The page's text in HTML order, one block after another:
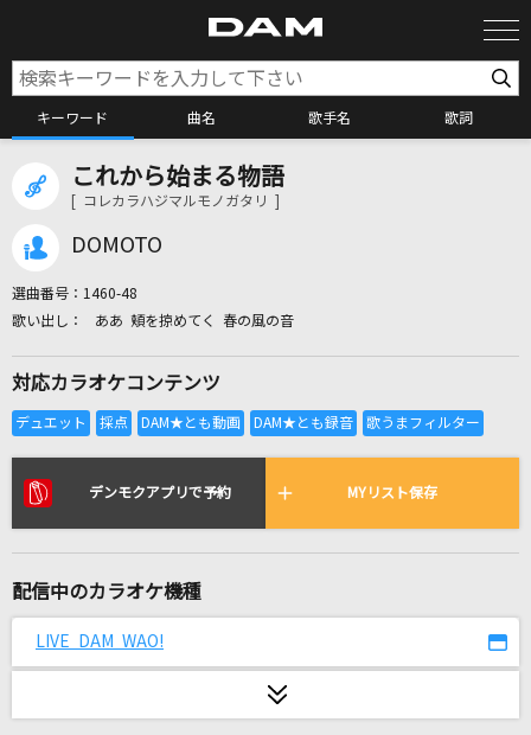
キーワード 曲名 歌手名 歌詞
カラオケ検索
全国りれき
リアルタイムで歌われている曲の一覧
サマーナイトタウン
me me she
これから始まる物語
[ コレカラハジマルモノガタリ ]
DOMOTO
選曲番号： 1460-48
ああ 頬を掠めてく 春の風の音
対応カラオケコンテンツ
デンモクアプリで予約 MYリスト保存
配信中のカラオケ機種
LIVE DAM WAO!